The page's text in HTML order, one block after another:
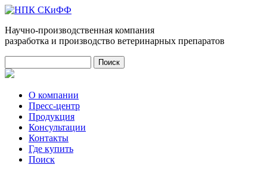
Научно-производственная компания
разработка и производство ветеринарных препаратов
Форма поиска
О компании
Пресс-центр
Продукция
Консультации
Контакты
Где купить
Поиск